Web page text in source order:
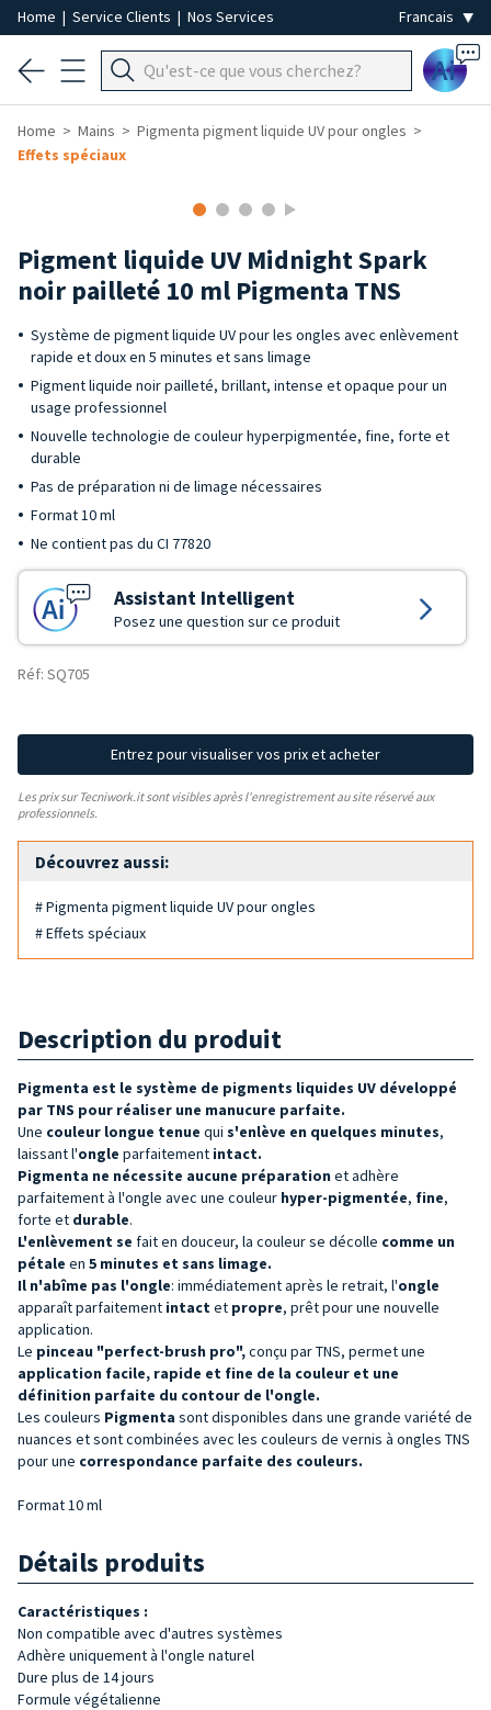
Home | Service Clients | Nos Services
Ai
Home Mains
Pigmenta pigment liquide UV pour ongles
Effets spéciaux
Pigment liquide UV Midnight Spark
noir pailleté 10 ml Pigmenta TNS
Système de pigment liquide UV pour les ongles avec enlèvement
rapide et doux en 5 minutes et sans limage
Pigment liquide noir pailleté, brillant, intense et opaque pour un
usage professionnel
Nouvelle technologie de couleur hyperpigmentée, fine, forte et
durable
Pas de préparation ni de limage nécessaires
Format 10 ml
Ne contient pas du CI 77820
Assistant Intelligent
Posez une question sur ce produit
Réf: SQ705
Entrez pour visualiser vos prix et acheter
Les prix sur Tecniwork.it sont visibles après l'enregistrement au site réservé aux
professionnels.
Découvrez aussi:
# Pigmenta pigment liquide UV pour ongles
# Effets spéciaux
Description du produit
Pigmenta est le système de pigments liquides UV développé
par TNS pour réaliser une manucure parfaite.
Une couleur longue tenue qui s'enlève en quelques minutes,
laissant l'ongle parfaitement intact.
Pigmenta ne nécessite aucune préparation et adhère
parfaitement à l'ongle avec une couleur hyper-pigmentée, fine,
forte et durable.
L'enlèvement se fait en douceur, la couleur se décolle comme un
pétale en 5 minutes et sans limage.
Il n'abîme pas l'ongle: immédiatement après le retrait, l'ongle
apparaît parfaitement intact et propre, prêt pour une nouvelle
application.
Le pinceau "perfect-brush pro",conçu par TNS, permet une
application facile, rapide et fine de la couleur et une
définition parfaite du contour de l'ongle.
Les couleurs Pigmenta sont disponibles dans une grande variété de
nuances et sont combinées avec les couleurs de vernis à ongles TNS
pour une correspondance parfaite des couleurs.
Format 10 ml
Détails produits
Caractéristiques :
Non compatible avec d'autres systèmes
Adhère uniquement à l'ongle naturel
Dure plus de 14 jours
Formule végétalienne